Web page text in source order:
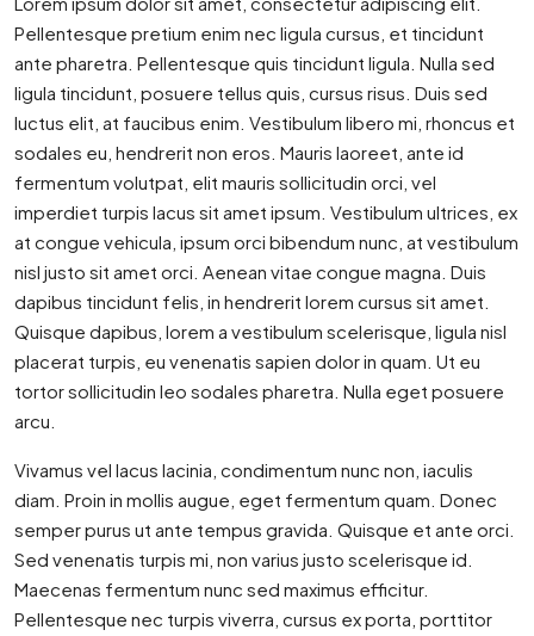
Pellentesque pretium enim nec ligula cursus, et tincidunt
ante pharetra. Pellentesque quis tincidunt ligula. Nulla sed
ligula tincidunt, posuere tellus quis, cursus risus. Duis sed
luctus elit, at faucibus enim. Vestibulum libero mi, rhoncus et
sodales eu, hendrerit non eros. Mauris laoreet, ante id
fermentum volutpat, elit mauris sollicitudin orci, vel
imperdiet turpis lacus sit amet ipsum. Vestibulum ultrices, ex
at congue vehicula, ipsum orci bibendum nunc, at vestibulum
nisl justo sit amet orci. Aenean vitae congue magna. Duis
dapibus tincidunt felis, in hendrerit lorem cursus sit amet.
Quisque dapibus, lorem a vestibulum scelerisque, ligula nisl
placerat turpis, eu venenatis sapien dolor in quam. Ut eu
tortor sollicitudin leo sodales pharetra. Nulla eget posuere
arcu.
Vivamus vel lacus lacinia, condimentum nunc non, iaculis
diam. Proin in mollis augue, eget fermentum quam. Donec
semper purus ut ante tempus gravida. Quisque et ante orci.
Sed venenatis turpis mi, non varius justo scelerisque id.
Maecenas fermentum nunc sed maximus efficitur.
Pellentesque nec turpis viverra, cursus ex porta, porttitor